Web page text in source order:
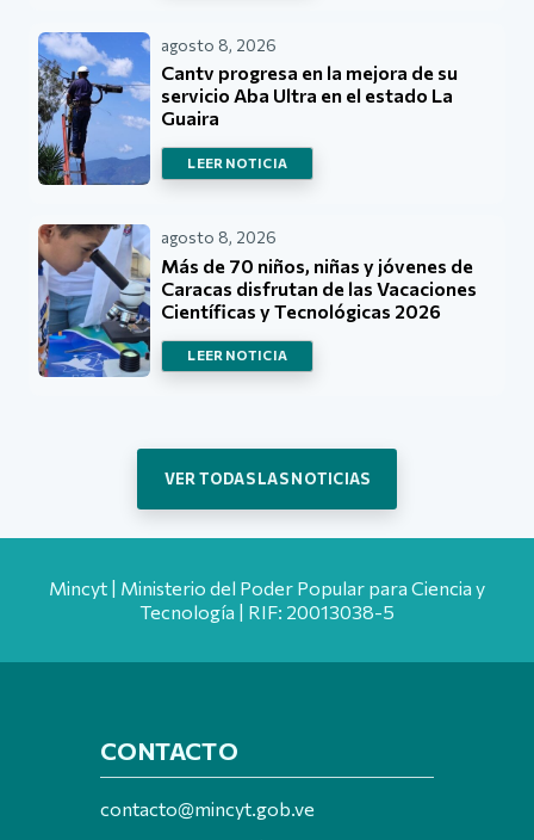
agosto 8, 2026
Cantv progresa en la mejora de su
servicio Aba Ultra en el estado La
Guaira
LEER NOTICIA
agosto 8, 2026
Más de 70 niños, niñas y jóvenes de
Caracas disfrutan de las Vacaciones
Científicas y Tecnológicas 2026
LEER NOTICIA
VER TODAS LAS NOTICIAS
Mincyt | Ministerio del Poder Popular para Ciencia y
Tecnología | RIF: 20013038-5
CONTACTO
contacto@mincyt.gob.ve